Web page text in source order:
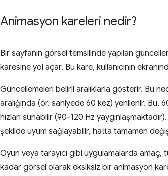
Animasyon kareleri nedir?
Bir sayfanın görsel temsilinde yapılan
karesine yol açar. Bu kare, kullanıcının
Güncellemeleri belirli aralıklarla gösterir. Bu
aralığında (ör. saniyede 60 kez) yenilenir. Bu,
hızları sunabilir (90-120 Hz
şekilde uyum sağlayabilir, hatta tamamen
Oyun veya tarayıcı gibi uygulamalarda
kadar görsel olarak eksiksiz bir animasyon